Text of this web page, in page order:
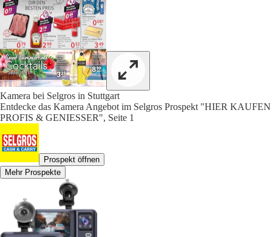
Kamera bei Selgros in Stuttgart
Entdecke das Kamera Angebot im Selgros Prospekt "HIER KAUFEN
PROFIS & GENIESSER", Seite 1
Prospekt öffnen
Mehr Prospekte